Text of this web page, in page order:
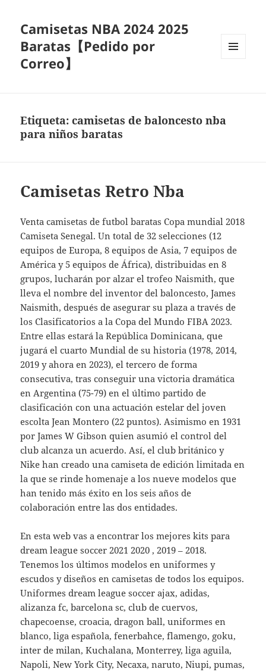
Camisetas NBA 2024 2025
Baratas【Pedido por
Correo】
Etiqueta:camisetas de baloncesto nba
para niños baratas
Camisetas Retro Nba
Venta camisetas de futbol baratas Copa mundial 2018
Camiseta Senegal. Un total de 32 selecciones (12
equipos de Europa, 8 equipos de Asia, 7 equipos de
América y 5 equipos de África), distribuidas en 8
grupos, lucharán por alzar el trofeo Naismith, que
lleva el nombre del inventor del baloncesto, James
Naismith, después de asegurar su plaza a través de
los Clasificatorios a la Copa del Mundo FIBA 2023.
Entre ellas estará la República Dominicana, que
jugará el cuarto Mundial de su historia (1978, 2014,
2019 y ahora en 2023), el tercero de forma
consecutiva, tras conseguir una victoria dramática
en Argentina (75-79) en el último partido de
clasificación con una actuación estelar del joven
escolta Jean Montero (22 puntos). Asimismo en 1931
por James W Gibson quien asumió el control del
club alcanza un acuerdo. Así, el club británico y
Nike han creado una camiseta de edición limitada en
la que se rinde homenaje a los nueve modelos que
han tenido más éxito en los seis años de
colaboración entre las dos entidades.
En esta web vas a encontrar los mejores kits para
dream league soccer 2021 2020 , 2019 – 2018.
Tenemos los últimos modelos en uniformes y
escudos y diseños en camisetas de todos los equipos.
Uniformes dream league soccer ajax, adidas,
alizanza fc, barcelona sc, club de cuervos,
chapecoense, croacia, dragon ball, uniformes en
blanco, liga española, fenerbahce, flamengo, goku,
inter de milan, Kuchalana, Monterrey, liga aguila,
Napoli, New York City, Necaxa, naruto, Niupi, pumas,